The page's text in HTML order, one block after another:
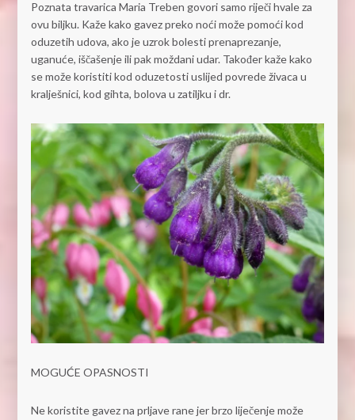
Poznata travarica Maria Treben govori samo riječi hvale za
ovu biljku. Kaže kako gavez preko noći može pomoći kod
oduzetih udova, ako je uzrok bolesti prenaprezanje,
uganuće, iščašenje ili pak moždani udar. Također kaže kako
se može koristiti kod oduzetosti uslijed povrede živaca u
kralješnici, kod gihta, bolova u zatiljku i dr.
MOGUĆE OPASNOSTI
Ne koristite gavez na prljave rane jer brzo liječenje može